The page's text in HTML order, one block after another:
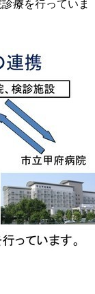
療を行っていま